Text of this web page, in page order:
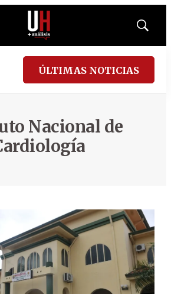
Mostrar
ÚLTIMAS NOTICIAS
Nacional de